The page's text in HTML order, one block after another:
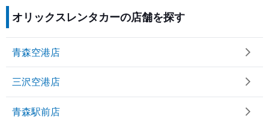
オリックスレンタカーの店舗を探す
青森空港店
三沢空港店
青森駅前店